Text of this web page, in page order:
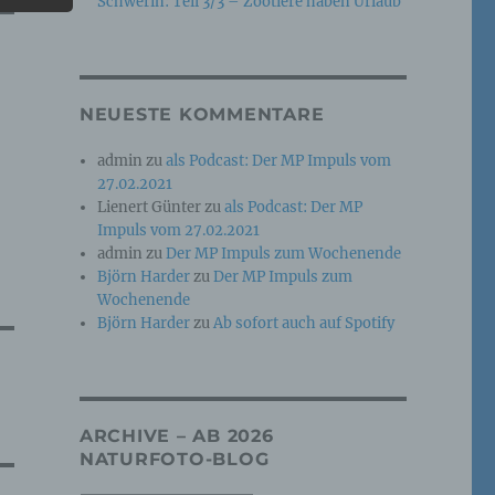
NEUESTE KOMMENTARE
admin zuals Podcast: Der MP Impuls vom
27.02.2021
Lienert Günterzuals Podcast: Der MP
Impuls vom 27.02.2021
admin zuDer MP Impuls zum Wochenende
Björn HarderzuDer MP Impuls zum
Wochenende
Björn HarderzuAb sofort auch auf Spotify
ARCHIVE – AB 2026
NATURFOTO-BLOG